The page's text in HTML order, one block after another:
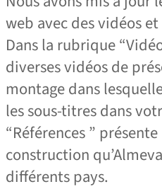
web avec des vidéos
Dans la rubrique
diverses vidéos de
montage dans
les sous-titres dans
“Références ”
construction
différents pays.